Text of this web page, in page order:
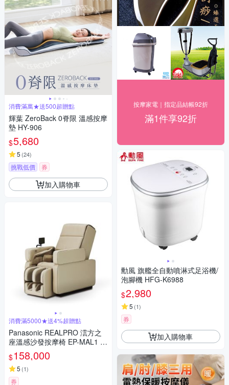
消費滿萬★送500超贈點
輝葉 ZeroBack 0脊限 溫感按摩
墊 HY-906
$5,680
5 (24)
挑戰低價 券
加入購物車
消費滿5000★送4%超贈點
Panasonic REALPRO 澐方之
座溫感沙發按摩椅 EP-MAL1 (1
82種大師級按摩手法/5D AI按
摩技術)
$158,000
5 (1)
券
按摩家電｜指定品結帳92折
滿1件享92折
勳風 旗艦全自動噴淋式足浴機/
泡腳機 HFG-K6988
$2,980
5 (1)
券
加入購物車